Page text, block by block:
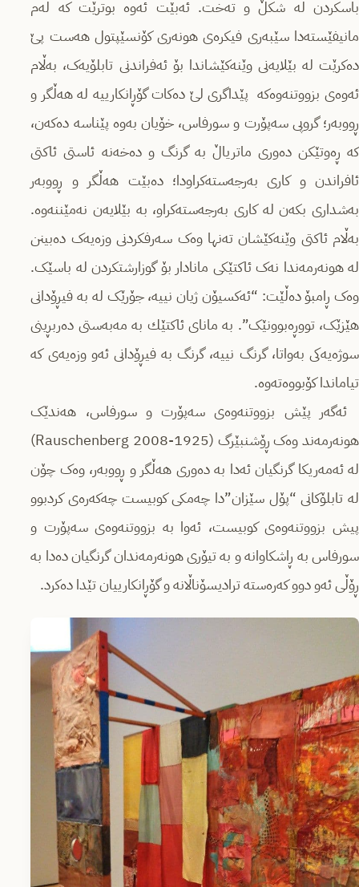
باسکردن لە شکڵ و تەخت. ئەبێت ئەوە بوترێت کە لەم
مانیفێستەدا سێبەری فیکرەی هونەری کۆنسێپتول هەست پێ
دەکرێت لە بێلایەنی وێنەکێشاندا بۆ ئەفراندنی تابلۆیەک، بەڵام
ئەوەی بزووتنەوەکە پێداگری لێ دەکات گۆڕانکارییە لە هەڵگر و
ڕووبەر؛ گروپی سەپۆرت و سورفاس، خۆیان بەوە پێناسە دەکەن،
کە ڕەوتێکن دەوری ماتریاڵ بە گرنگ و دەخەنە ئاستی ئاکتی
ئافراندن و کاری بەرجەستەکراودا؛ دەبێت هەڵگر و ڕووبەر
بەشداری بکەن لە کاری بەرجەستەکراو، بە بێلایەن نەمێننەوە.
بەڵام ئاکتی وێنەکێشان تەنها وەک سەرفکردنی وزەیەک دەبینن
لە هونەرمەندا نەک ئاکتێکی مانادار بۆ گوزارشتکردن لە باسێک.
وەک ڕامبۆ دەڵێت: “ئەکسیۆن ژیان نییە، جۆرێک لە بە فیڕۆدانی
هێزێک، تووڕەبوونێک”. بە مانای ئاکتێك بە مەبەستی دەربڕینی
سوژەیەکی بەواتا، گرنگ نییە، گرنگ بە فیڕۆدانی ئەو وزەیەی کە
تیاماندا کۆبووەتەوە.
ئەگەر پێش بزووتنەوەی سەپۆرت و سورفاس، هەندێک
هونەرمەند وەک ڕۆشنبێرگ (1925-2008 Rauschenberg)
لە ئەمەریکا گرنگیان ئەدا بە دەوری هەڵگر و ڕووبەر، وەک چۆن
لە تابلۆکانی “پۆل سێزان”دا چەمکی کوبیست چەکەرەی کردبوو
پیش بزووتنەوەی کوبیست، ئەوا بە بزووتنەوەی سەپۆرت و
سورفاس بە ڕاشکاوانە و بە تیۆری هونەرمەندان گرنگیان دەدا بە
ڕۆڵی ئەو دوو کەرەستە ترادیسۆناڵانە و گۆڕانکارییان تێدا دەکرد.